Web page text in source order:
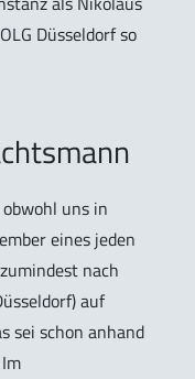
Düsseldorf so
uns in
eines jeden
nach
auf
sei schon anhand